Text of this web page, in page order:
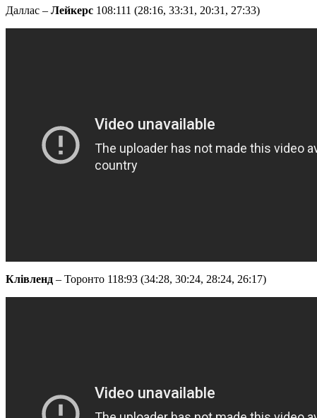
Даллас – Лейкерс 108:111 (28:16, 33:31, 20:31, 27:33)
Клівленд – Торонто 118:93 (34:28, 30:24, 28:24, 26:17)